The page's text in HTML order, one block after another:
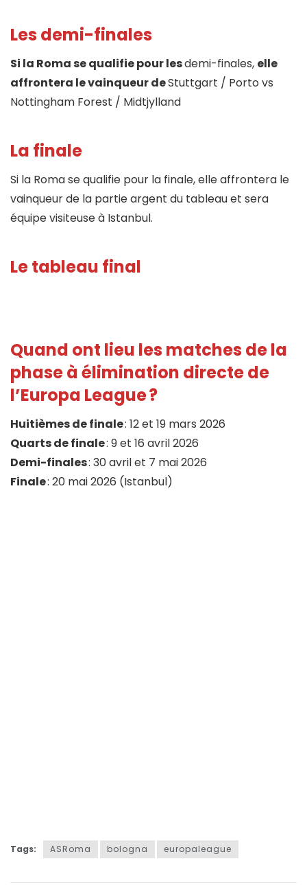
Les demi-finales
Si la Roma se qualifie pour lesdemi-finales, elle
affrontera le vainqueur deStuttgart / Porto vs
Nottingham Forest / Midtjylland
La finale
Si la Roma se qualifie pour la finale, elle affrontera le
vainqueur de la partie argent du tableau et sera
équipe visiteuse à Istanbul.
Le tableau final
Quand ont lieu les matches de la
phase à élimination directe de
l’Europa League ?
Huitièmes de finale: 12 et 19 mars 2026
Quarts de finale: 9 et 16 avril 2026
Demi-finales: 30 avril et 7 mai 2026
Finale: 20 mai 2026 (Istanbul)
Tags: ASRoma bologna europaleague